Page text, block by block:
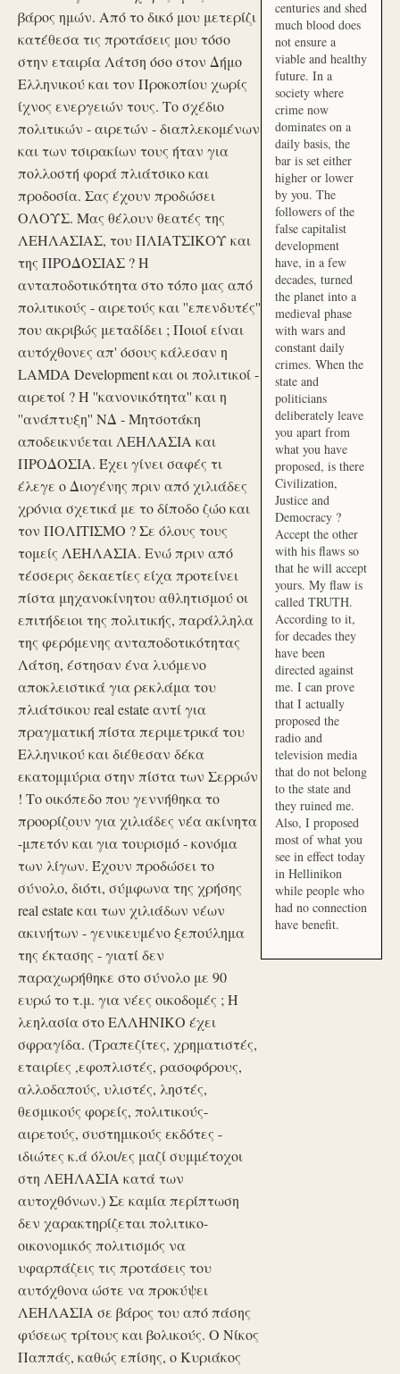
βάρος ημών. Από το δικό μου μετερίζι
κατέθεσα τις προτάσεις μου τόσο
στην εταιρία Λάτση όσο στον Δήμο
Ελληνικού και τον Προκοπίου χωρίς
ίχνος ενεργειών τους. Το σχέδιο
πολιτικών - αιρετών - διαπλεκομένων
και των τσιρακίων τους ήταν για
πολλοστή φορά πλιάτσικο και
προδοσία. Σας έχουν προδώσει
ΟΛΟΥΣ. Μας θέλουν θεατές της
ΛΕΗΛΑΣΙΑΣ, του ΠΛΙΑΤΣΙΚΟΥ και
της ΠΡΟΔΟΣΙΑΣ ? Η
ανταποδοτικότητα στο τόπο μας από
πολιτικούς - αιρετούς και ''επενδυτές''
που ακριβώς μεταδίδει ; Ποιοί είναι
αυτόχθονες απ' όσους κάλεσαν η
LAMDA Development και οι πολιτικοί -
αιρετοί ? Η ''κανονικότητα'' και η
''ανάπτυξη'' ΝΔ - Μητσοτάκη
αποδεικνύεται ΛΕΗΛΑΣΙΑ και
ΠΡΟΔΟΣΙΑ. Έχει γίνει σαφές τι
έλεγε ο Διογένης πριν από χιλιάδες
χρόνια σχετικά με το δίποδο ζώο και
τον ΠΟΛΙΤΙΣΜΟ ? Σε όλους τους
τομείς ΛΕΗΛΑΣΙΑ. Ενώ πριν από
τέσσερις δεκαετίες είχα προτείνει
πίστα μηχανοκίνητου αθλητισμού οι
επιτήδειοι της πολιτικής, παράλληλα
της φερόμενης ανταποδοτικότητας
Λάτση, έστησαν ένα λυόμενο
αποκλειστικά για ρεκλάμα του
πλιάτσικου real estate αντί για
πραγματική πίστα περιμετρικά του
Ελληνικού και διέθεσαν δέκα
εκατομμύρια στην πίστα των Σερρών
! Το οικόπεδο που γεννήθηκα το
προορίζουν για χιλιάδες νέα ακίνητα
-μπετόν και για τουρισμό - κονόμα
των λίγων. Έχουν προδώσει το
σύνολο, διότι, σύμφωνα της χρήσης
real estate και των χιλιάδων νέων
ακινήτων - γενικευμένο ξεπούλημα
της έκτασης - γιατί δεν
παραχωρήθηκε στο σύνολο με 90
ευρώ το τ.μ. για νέες οικοδομές ; Η
λεηλασία στο ΕΛΛΗΝΙΚΟ έχει
σφραγίδα. (Τραπεζίτες, χρηματιστές,
εταιρίες ,εφοπλιστές, ρασοφόρους,
αλλοδαπούς, υλιστές, ληστές,
θεσμικούς φορείς, πολιτικούς-
αιρετούς, συστημικούς εκδότες -
ιδιώτες κ.ά όλοι/ες μαζί συμμέτοχοι
στη ΛΕΗΛΑΣΙΑ κατά των
αυτοχθόνων.) Σε καμία περίπτωση
δεν χαρακτηρίζεται πολιτικο-
οικονομικός πολιτισμός να
υφαρπάζεις τις προτάσεις του
αυτόχθονα ώστε να προκύψει
ΛΕΗΛΑΣΙΑ σε βάρος του από πάσης
φύσεως τρίτους και βολικούς. Ο Νίκος
Παππάς, καθώς επίσης, ο Κυριάκος
centuries and shed
much blood does
not ensure a
viable and healthy
future. In a
society where
crime now
dominates on a
daily basis, the
bar is set either
higher or lower
by you. The
followers of the
false capitalist
development
have, in a few
decades, turned
the planet into a
medieval phase
with wars and
constant daily
crimes. When the
state and
politicians
deliberately leave
you apart from
what you have
proposed, is there
Civilization,
Justice and
Democracy ?
Accept the other
with his flaws so
that he will accept
yours. My flaw is
called TRUTH.
According to it,
for decades they
have been
directed against
me. I can prove
that I actually
proposed the
radio and
television media
that do not belong
to the state and
they ruined me.
Also, I proposed
most of what you
see in effect today
in Hellinikon
while people who
had no connection
have benefit.